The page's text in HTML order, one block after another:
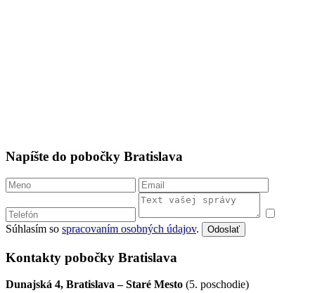
Napíšte do pobočky Bratislava
Súhlasím so spracovaním osobných údajov. Odoslať
Kontakty pobočky Bratislava
Dunajská 4, Bratislava – Staré Mesto (5. poschodie)